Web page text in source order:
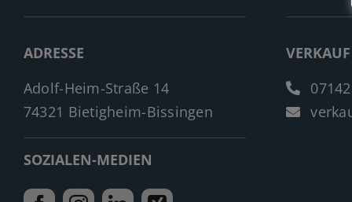
ADRESSE
Adolf-Heim-Straße 14
74321 Bietigheim-Bissingen
SOZIALEN-MEDIEN
VERKAUF